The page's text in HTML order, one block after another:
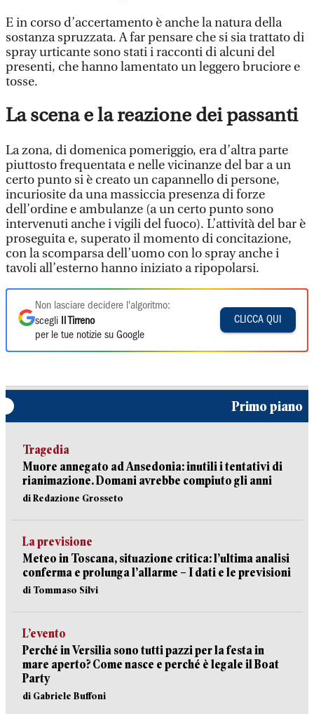
E in corso d’accertamento è anche la natura della
sostanza spruzzata. A far pensare che si sia trattato di
spray urticante sono stati i racconti di alcuni del
presenti, che hanno lamentato un leggero bruciore e
tosse.
La scena e la reazione dei passanti
La zona, di domenica pomeriggio, era d’altra parte
piuttosto frequentata e nelle vicinanze del bar a un
certo punto si è creato un capannello di persone,
incuriosite da una massiccia presenza di forze
dell’ordine e ambulanze (a un certo punto sono
intervenuti anche i vigili del fuoco). L’attività del bar è
proseguita e, superato il momento di concitazione,
con la scomparsa dell’uomo con lo spray anche i
tavoli all’esterno hanno iniziato a ripopolarsi.
Non lasciare decidere l'algoritmo:
scegli
Il Tirreno
per le tue notizie su Google
CLICCA QUI
Primo piano
Tragedia
Muore annegato ad Ansedonia: inutili i tentativi di
rianimazione. Domani avrebbe compiuto gli anni
di Redazione Grosseto
La previsione
Meteo in Toscana, situazione critica: l’ultima analisi
conferma e prolunga l’allarme – I dati e le previsioni
di Tommaso Silvi
L’evento
Perché in Versilia sono tutti pazzi per la festa in
mare aperto? Come nasce e perché è legale il Boat
Party
di Gabriele Buffoni